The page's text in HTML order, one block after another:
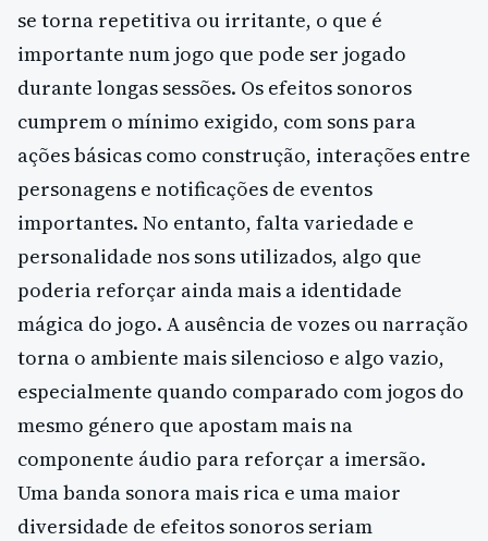
se torna repetitiva ou irritante, o que é
importante num jogo que pode ser jogado
durante longas sessões. Os efeitos sonoros
cumprem o mínimo exigido, com sons para
ações básicas como construção, interações entre
personagens e notificações de eventos
importantes. No entanto, falta variedade e
personalidade nos sons utilizados, algo que
poderia reforçar ainda mais a identidade
mágica do jogo. A ausência de vozes ou narração
torna o ambiente mais silencioso e algo vazio,
especialmente quando comparado com jogos do
mesmo género que apostam mais na
componente áudio para reforçar a imersão.
Uma banda sonora mais rica e uma maior
diversidade de efeitos sonoros seriam